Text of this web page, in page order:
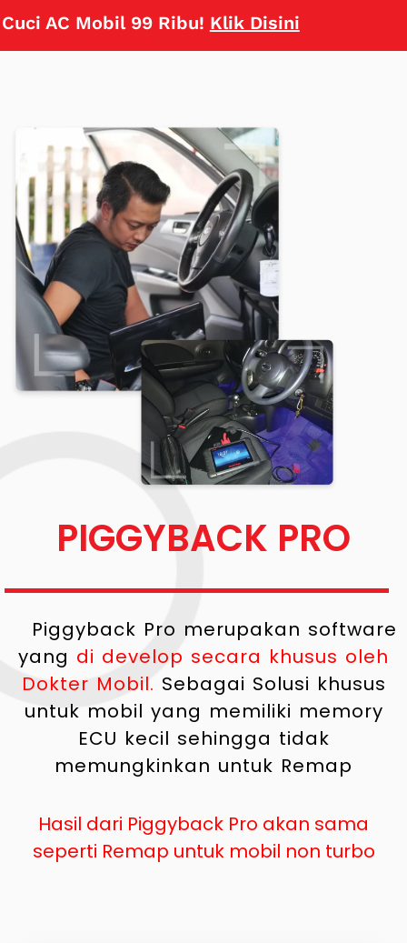
AC Mobil 99 Ribu!Klik Disini
PIGGYBACK PRO
Piggyback Pro merupakan software
yang di develop secara khusus oleh
Dokter Mobil. Sebagai Solusi khusus
untuk mobil yang memiliki memory
ECU kecil sehingga tidak
memungkinkan untuk Remap
Hasil dari Piggyback Pro akan sama
seperti Remap untuk mobil non turbo